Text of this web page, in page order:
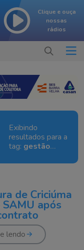
Clique e ouça
nossas
rádios
Exibindo
resultados para a
tag: gestão
de Criciúma
SAMU após
lendo